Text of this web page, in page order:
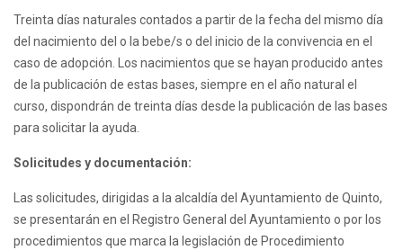
Treinta días naturales contados a partir de la fecha del mismo día
del nacimiento del o la bebe/s o del inicio de la convivencia en el
caso de adopción. Los nacimientos que se hayan producido antes
de la publicación de estas bases, siempre en el año natural el
curso, dispondrán de treinta días desde la publicación de las bases
para solicitar la ayuda.
Solicitudes y documentación:
Las solicitudes, dirigidas a la alcaldía del Ayuntamiento de Quinto,
se presentarán en el Registro General del Ayuntamiento o por los
procedimientos que marca la legislación de Procedimiento